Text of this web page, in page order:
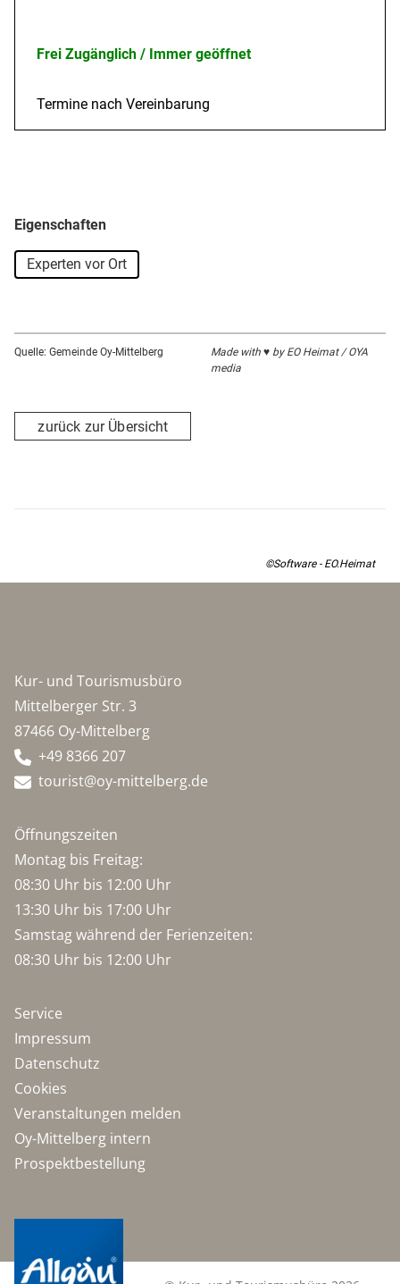
Frei Zugänglich / Immer geöffnet
Termine nach Vereinbarung
Eigenschaften
Experten vor Ort
Quelle: Gemeinde Oy-Mittelberg
Made with ♥ by EO Heimat / OYA
media
zurück zur Übersicht
©Software - EO.Heimat
Kur- und Tourismusbüro
Mittelberger Str. 3
87466 Oy-Mittelberg
+49 8366 207
tourist@oy-mittelberg.de
Öffnungszeiten
Montag bis Freitag:
08:30 Uhr bis 12:00 Uhr
13:30 Uhr bis 17:00 Uhr
Samstag während der Ferienzeiten:
08:30 Uhr bis 12:00 Uhr
Service
Impressum
Datenschutz
Cookies
Veranstaltungen melden
Oy-Mittelberg intern
Prospektbestellung